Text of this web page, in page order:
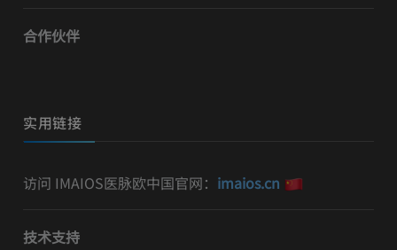
合作伙伴
实用链接
访问 IMAIOS医脉欧中国官网： imaios.cn
技术支持